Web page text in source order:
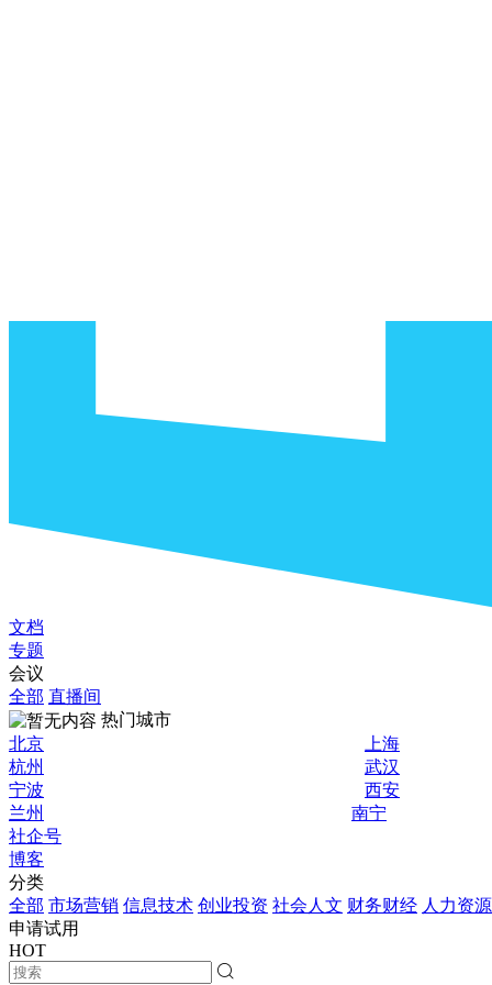
文档
专题
会议
全部 直播间
热门城市
北京
上海
杭州
武汉
宁波
西安
兰州
南宁
社企号
博客
分类
全部 市场营销 信息技术 创业投资 社会人文 财务财经 人力资源
申请试用
HOT